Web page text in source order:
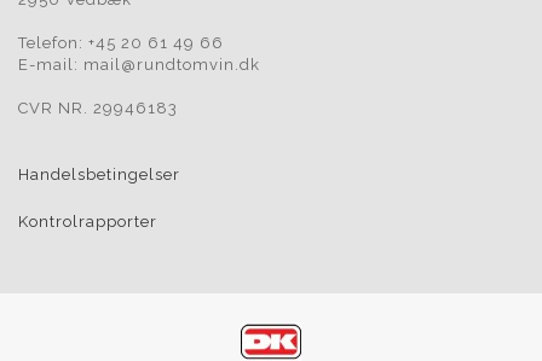
Telefon: +45 20 61 49 66
E-mail: mail@rundtomvin.dk
CVR NR. 29946183
Handelsbetingelser
Kontrolrapporter